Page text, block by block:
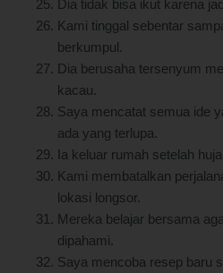
Dia tidak bisa ikut karena
Kami tinggal sebentar
berkumpul.
Dia berusaha tersenyum
kacau.
Saya mencatat semua ide
ada yang terlupa.
Ia keluar rumah setelah
Kami membatalkan
lokasi longsor.
Mereka belajar bersama
dipahami.
Saya mencoba resep baru